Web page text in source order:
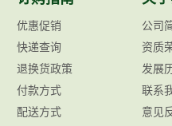
优惠促销
快递查询
退换货政策
付款方式
配送方式
公司
资质
发展
联系
意见